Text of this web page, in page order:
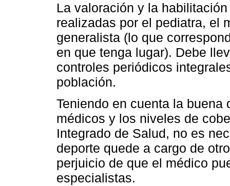
La valoración y la
realizadas por el pediatra, el
generalista (lo que
en que tenga lugar). Debe
controles periódicos
población.
Teniendo en cuenta la
médicos y los niveles de
Integrado de Salud, no es
deporte quede a cargo de
perjuicio de que el médico
especialistas.